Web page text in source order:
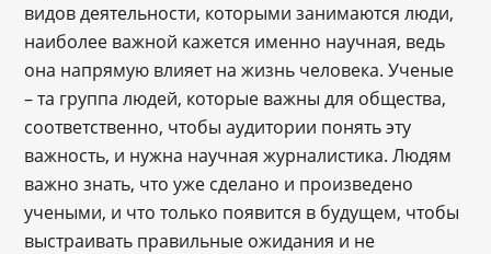
видов деятельности, которыми занимаются люди,
наиболее важной кажется именно научная, ведь
она напрямую влияет на жизнь человека. Ученые
– та группа людей, которые важны для общества,
соответственно, чтобы аудитории понять эту
важность, и нужна научная журналистика. Людям
важно знать, что уже сделано и произведено
учеными, и что только появится в будущем, чтобы
выстраивать правильные ожидания и не